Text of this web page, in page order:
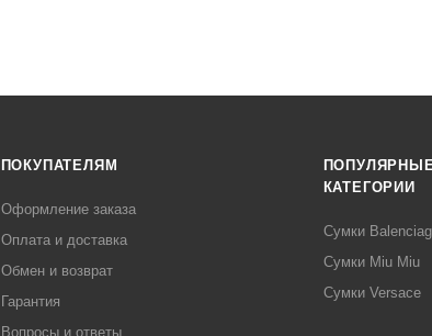
ПОКУПАТЕЛЯМ
Оформление заказа
Оплата и доставка
Обмен и возврат
Гарантия
Вопросы и ответы
КАТЕГОРИИ
Сумки
Сумки Miu Miu
Сумки Versace